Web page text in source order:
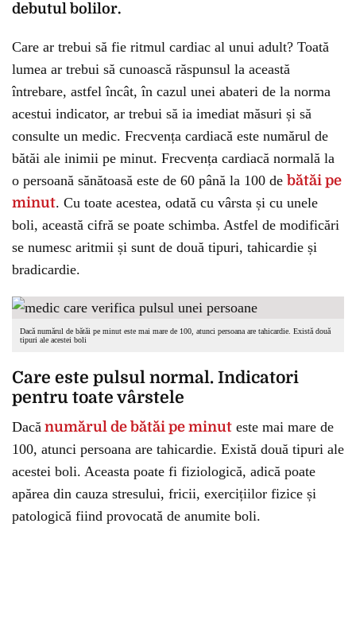
debutul bolilor.
Care ar trebui să fie ritmul cardiac al unui adult? Toată
lumea ar trebui să cunoască răspunsul la această
întrebare, astfel încât, în cazul unei abateri de la norma
acestui indicator, ar trebui să ia imediat măsuri și să
consulte un medic. Frecvența cardiacă este numărul de
bătăi ale inimii pe minut. Frecvența cardiacă normală la
o persoană sănătoasă este de 60 până la 100 de bătăi pe
minut. Cu toate acestea, odată cu vârsta și cu unele
boli, această cifră se poate schimba. Astfel de modificări
se numesc aritmii și sunt de două tipuri, tahicardie și
bradicardie.
Dacă numărul de bătăi pe minut este mai mare de 100, atunci persoana are tahicardie. Există două
tipuri ale acestei boli
Care este pulsul normal. Indicatori
pentru toate vârstele
Dacă numărul de bătăi pe minut este mai mare de
100, atunci persoana are tahicardie. Există două tipuri ale
acestei boli. Aceasta poate fi fiziologică, adică poate
apărea din cauza stresului, fricii, exercițiilor fizice și
patologică fiind provocată de anumite boli.